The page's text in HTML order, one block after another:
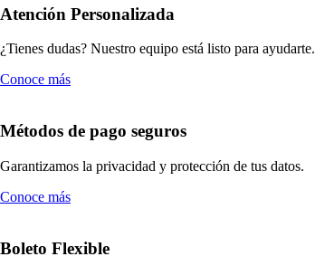
Atención Personalizada
¿Tienes dudas? Nuestro equipo está listo para ayudarte.
Conoce más
Métodos de pago seguros
Garantizamos la privacidad y protección de tus datos.
Conoce más
Boleto Flexible